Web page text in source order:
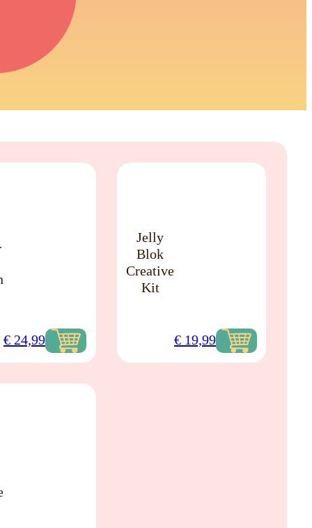
€ 24,99
Jelly
Blok
Creative
Kit
€ 19,99